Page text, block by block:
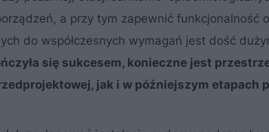
a przy tym zapewnić
do współczesnych wymagań jest dość
się sukcesem, konieczne jest
jak i w późniejszym etapach